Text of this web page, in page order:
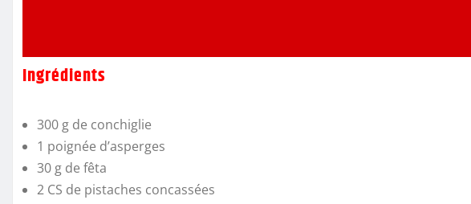
Ingrédients
300 g de conchiglie
1 poignée d’asperges
30 g de fêta
2 CS de pistaches concassées